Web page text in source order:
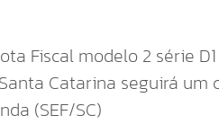
Fiscal modelo 2 série
Catarina seguirá
(SEF/SC)